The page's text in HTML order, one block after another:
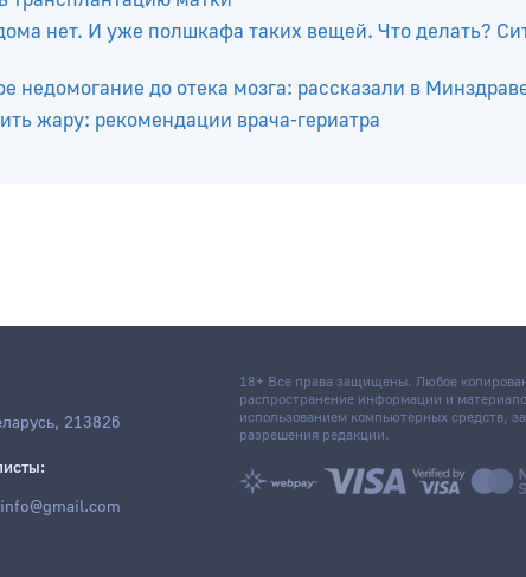
и почему есть ее можно не всем: узнали
трансплантацию матки
нет. И уже полшкафа таких вещей. Что делать?
213826
18+ Все права защищены. Любое
распространение информации и